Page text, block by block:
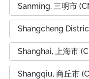
Sanming, 三明市
Shangcheng
Shanghai, 上海市
Shangqiu, 商丘市